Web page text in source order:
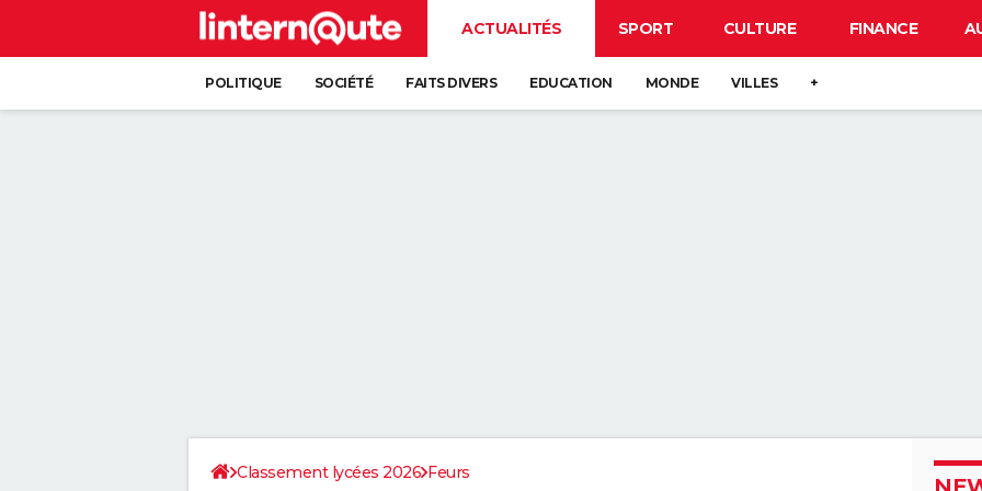
ACTUALITÉS SPORT CULTURE FINANCE
POLITIQUE SOCIÉTÉ FAITS DIVERS EDUCATION MONDE VILLES +
Classement lycées 2026 Feurs